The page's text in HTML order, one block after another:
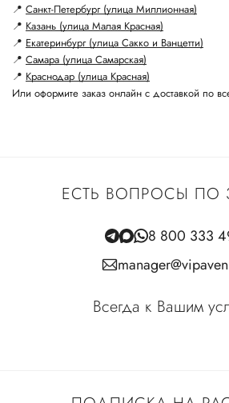
📍 Санкт-Петербург (улица Миллионная)
📍 Казань (улица Малая Красная)
📍 Екатеринбург (улица Сакко и Ванцетти)
📍 Самара (улица Самарская)
📍 Краснодар (улица Красная)
Или оформите заказ онлайн с доставкой по
ЕСТЬ ВОПРОСЫ ПО
8 800 333
Всегда к Вашим